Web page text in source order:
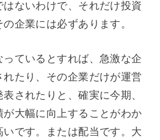
ないわけで、それだけ投資
企業には必ずあります。
ているとすれば、急激な企
たり、その企業だけが運営
されたりと、確実に今期、
大幅に向上することがわか
です。または配当です。大